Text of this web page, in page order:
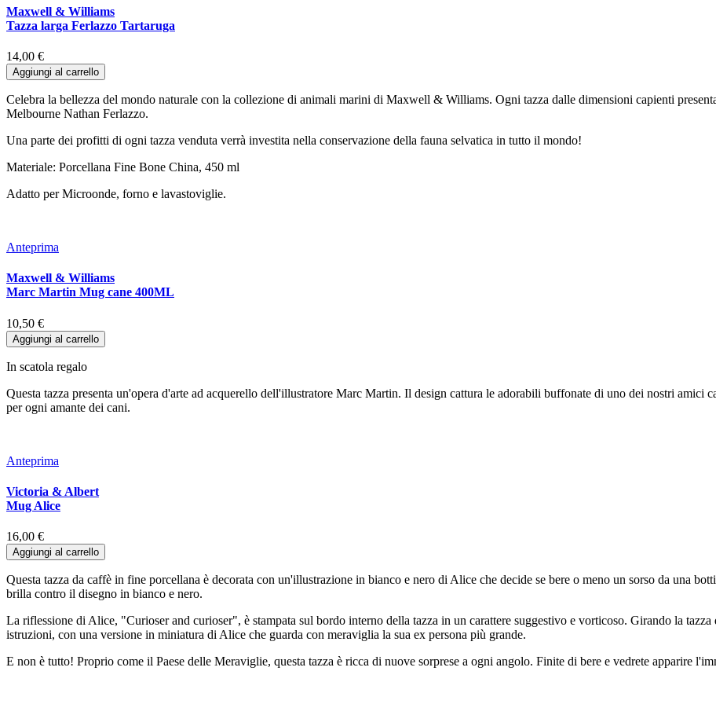
Maxwell & Williams
Tazza larga Ferlazzo Tartaruga
14,00 €
Aggiungi al carrello
Celebra la bellezza del mondo naturale con la collezione di animali marini di Maxwell & Williams. Ogni tazza dalle dimensioni capienti
Melbourne Nathan Ferlazzo.
Una parte dei profitti di ogni tazza venduta verrà investita nella conservazione della fauna selvatica in tutto il mondo!
Materiale: Porcellana Fine Bone China, 450 ml
Adatto per Microonde, forno e lavastoviglie.
Anteprima
Maxwell & Williams
Marc Martin Mug cane 400ML
10,50 €
Aggiungi al carrello
In scatola regalo
Questa tazza presenta un'opera d'arte ad acquerello dell'illustratore Marc Martin. Il design cattura le adorabili buffonate di uno dei nostri amici
per ogni amante dei cani.
Anteprima
Victoria & Albert
Mug Alice
16,00 €
Aggiungi al carrello
Questa tazza da caffè in fine porcellana è decorata con un'illustrazione in bianco e nero di Alice che decide se bere o meno un sorso da una
brilla contro il disegno in bianco e nero.
La riflessione di Alice, "Curioser and curioser", è stampata sul bordo interno della tazza in un carattere suggestivo e vorticoso. Girando la tazza
istruzioni, con una versione in miniatura di Alice che guarda con meraviglia la sua ex persona più grande.
E non è tutto! Proprio come il Paese delle Meraviglie, questa tazza è ricca di nuove sorprese a ogni angolo. Finite di bere e vedrete apparire